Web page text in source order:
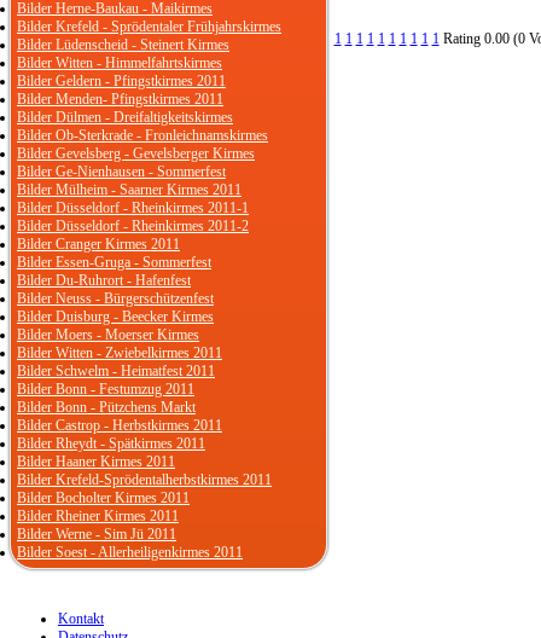
1 1 1 1 1 1 1 1 1 1 Rating 0.00 (0
Bilder Herne-Baukau - Maikirmes
Bilder Krefeld - Sprödentaler Frühjahrskirmes
Bilder Lüdenscheid - Steinert Kirmes
Bilder Witten - Himmelfahrtskirmes
Bilder Geldern - Pfingstkirmes 2011
Bilder Menden- Pfingstkirmes 2011
Bilder Dülmen - Dreifaltigkeitskirmes
Bilder Ob-Sterkrade - Fronleichnamskirmes
Bilder Gevelsberg - Gevelsberger Kirmes
Bilder Ge-Nienhausen - Sommerfest
Bilder Mülheim - Saarner Kirmes 2011
Bilder Düsseldorf - Rheinkirmes 2011-1
Bilder Düsseldorf - Rheinkirmes 2011-2
Bilder Cranger Kirmes 2011
Bilder Essen-Gruga - Sommerfest
Bilder Du-Ruhrort - Hafenfest
Bilder Neuss - Bürgerschützenfest
Bilder Duisburg - Beecker Kirmes
Bilder Moers - Moerser Kirmes
Bilder Witten - Zwiebelkirmes 2011
Bilder Schwelm - Heimatfest 2011
Bilder Bonn - Festumzug 2011
Bilder Bonn - Pützchens Markt
Bilder Castrop - Herbstkirmes 2011
Bilder Rheydt - Spätkirmes 2011
Bilder Haaner Kirmes 2011
Bilder Krefeld-Sprödentalherbstkirmes 2011
Bilder Bocholter Kirmes 2011
Bilder Rheiner Kirmes 2011
Bilder Werne - Sim Jü 2011
Bilder Soest - Allerheiligenkirmes 2011
Kontakt